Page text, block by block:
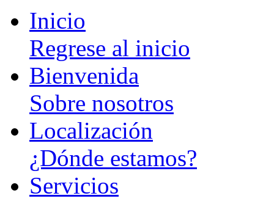
Inicio
Regrese al inicio
Bienvenida
Sobre nosotros
Localización
¿Dónde estamos?
Servicios